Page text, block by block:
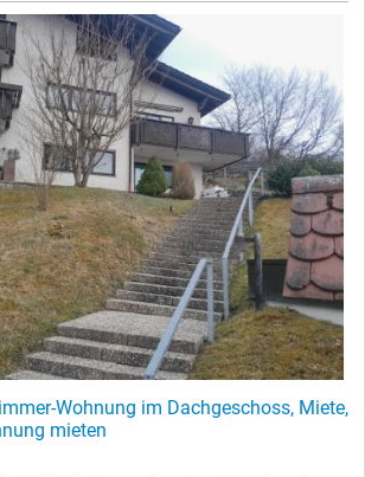
Wohnung im Dachgeschoss, Miete,
mieten